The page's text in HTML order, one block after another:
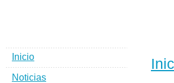
Inicio
Noticias